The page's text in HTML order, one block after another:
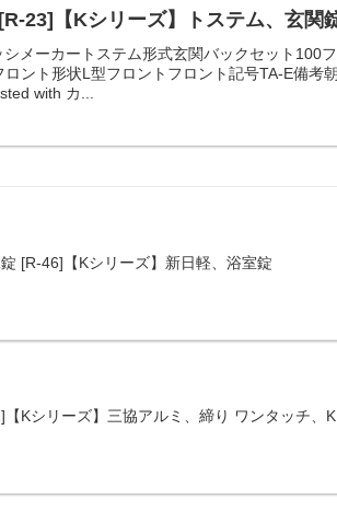
23]【Kシリーズ】トステム、玄関
メーカートステム形式玄関バックセット100
ント形状L型フロントフロント記号TA-E備考
with カ...
錠 [R-46]【Kシリーズ】新日軽、浴室錠
【Kシリーズ】三協アルミ、締り ワンタッチ、